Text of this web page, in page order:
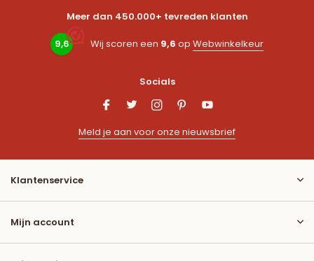
Meer dan 450.000+ tevreden klanten
9,6 Wij scoren een 9,6 op Webwinkelkeur
Socials
Meld je aan voor onze nieuwsbrief
Klantenservice
Mijn account